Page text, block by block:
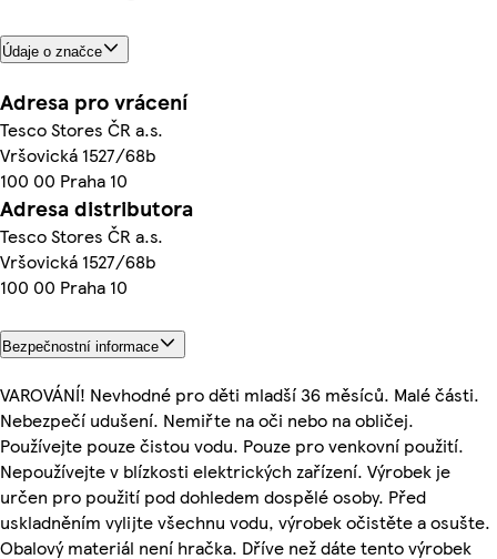
Údaje o značce
Adresa pro vrácení
Tesco Stores ČR a.s.
Vršovická 1527/68b
100 00 Praha 10
Adresa distributora
Tesco Stores ČR a.s.
Vršovická 1527/68b
100 00 Praha 10
Bezpečnostní informace
VAROVÁNÍ! Nevhodné pro děti mladší 36 měsíců. Malé části.
Nebezpečí udušení. Nemiřte na oči nebo na obličej.
Používejte pouze čistou vodu. Pouze pro venkovní použití.
Nepoužívejte v blízkosti elektrických zařízení. Výrobek je
určen pro použití pod dohledem dospělé osoby. Před
uskladněním vylijte všechnu vodu, výrobek očistěte a osušte.
Obalový materiál není hračka. Dříve než dáte tento výrobek